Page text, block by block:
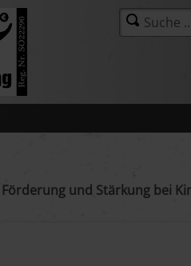
und Stärkung bei